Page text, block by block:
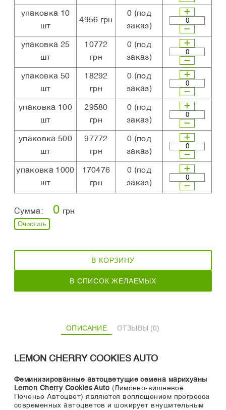
упаковка 10
шт
4956 грн
0 (под
заказ)
упаковка 25
шт
10772
грн
0 (под
заказ)
упаковка 50
шт
18292
грн
0 (под
заказ)
упаковка 100
шт
29580
грн
0 (под
заказ)
упаковка 500
шт
97772
грн
0 (под
заказ)
упаковка 1000
шт
170476
грн
0 (под
заказ)
Сумма: 0 грн
Очистить
В КОРЗИНУ
В СПИСОК ЖЕЛАЕМЫХ
ОПИСАНИЕ ОТЗЫВЫ (0)
LEMON CHERRY COOKIES AUTO
Феминизированные автоцветущие семена марихуаны
Lemon Cherry Cookies Auto (Лимонно-вишневое
Печенье Автоцвет) являются воплощением прогресса
современных автоцветов и шокирует внушительным